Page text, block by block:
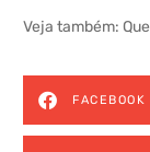
Veja também:
FACEBOOK